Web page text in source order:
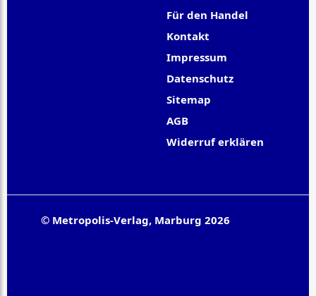
Für den Handel
Kontakt
Impressum
Datenschutz
Sitemap
AGB
Widerruf erklären
© Metropolis-Verlag, Marburg 2026